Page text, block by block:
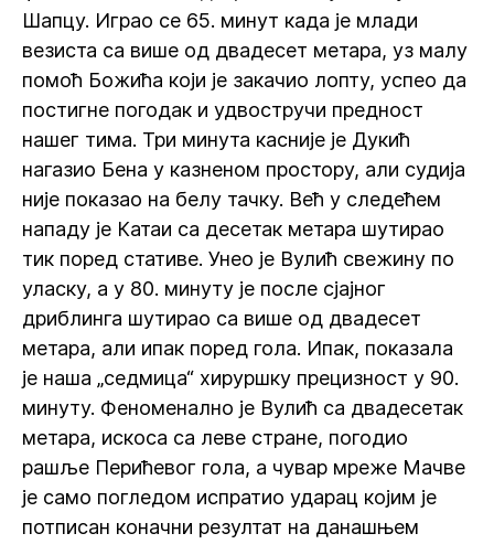
Шапцу. Играо се 65. минут када је млади
везиста са више од двадесет метара, уз малу
помоћ Божића који је закачио лопту, успео да
постигне погодак и удвостручи предност
нашег тима. Три минута касније је Дукић
нагазио Бена у казненом простору, али судија
није показао на белу тачку. Већ у следећем
нападу је Катаи са десетак метара шутирао
тик поред стативе. Унео је Вулић свежину по
уласку, а у 80. минуту је после сјајног
дриблинга шутирао са више од двадесет
метара, али ипак поред гола. Ипак, показала
је наша „седмица“ хируршку прецизност у 90.
минуту. Феноменално је Вулић са двадесетак
метара, искоса са леве стране, погодио
рашље Перићевог гола, а чувар мреже Мачве
је само погледом испратио ударац којим је
потписан коначни резултат на данашњем